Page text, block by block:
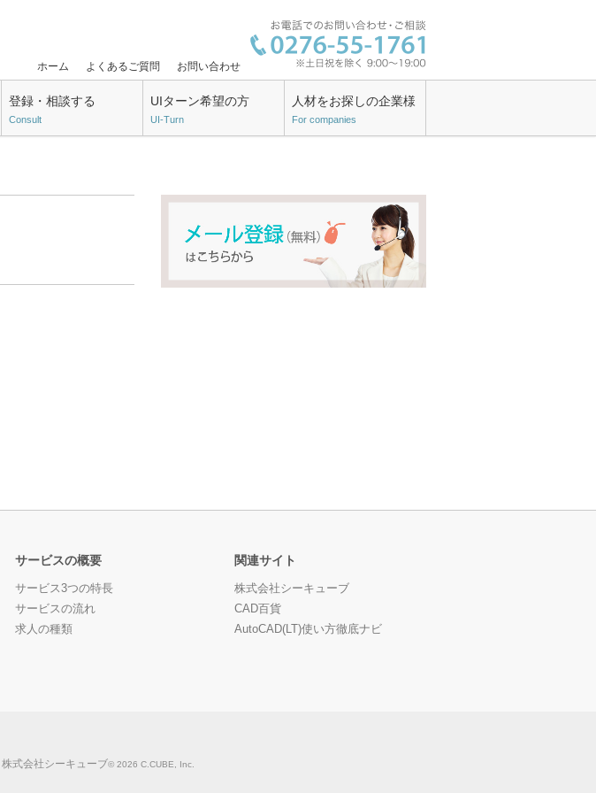
ホーム よくあるご質問 お問い合わせ
登録・相談する
Consult
UIターン希望の方
UI-Turn
人材をお探しの企業様
For companies
サービスの概要
サービス3つの特長
サービスの流れ
求人の種類
関連サイト
株式会社シーキューブ
CAD百貨
AutoCAD(LT)使い方徹底ナビ
株式会社シーキューブ© 2026 C.CUBE, Inc.